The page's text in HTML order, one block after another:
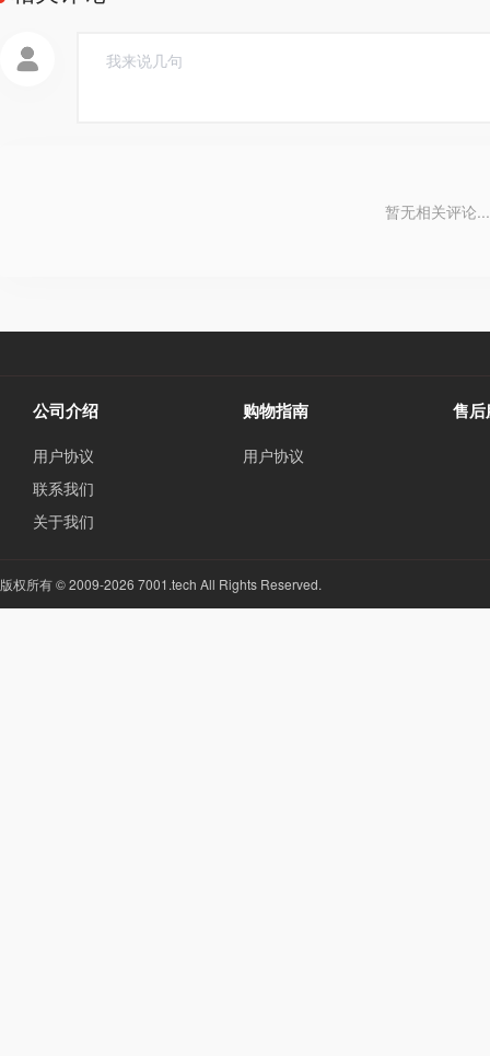
暂无相关评论...
公司介绍
用户协议
联系我们
关于我们
购物指南
用户协议
售
版权所有 © 2009-2026 7001.tech All Rights Reserved.